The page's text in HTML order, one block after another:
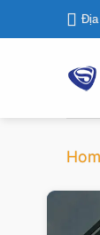
qua
Địa